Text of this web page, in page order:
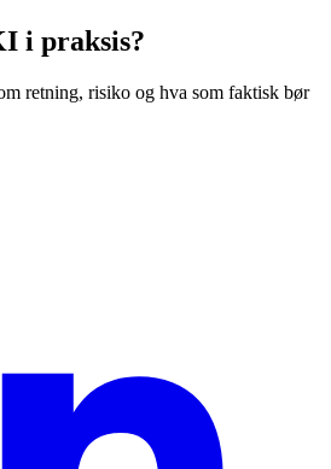
i praksis?
retning, risiko og hva som faktisk bør